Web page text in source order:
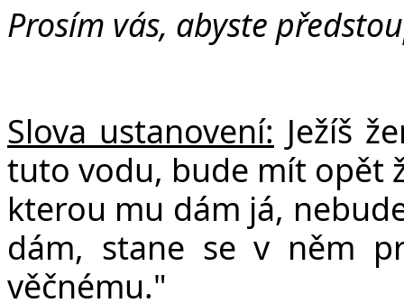
Prosím vás, abyste
Slova ustanovení: Ježíš
tuto vodu, bude mít opět
kterou mu dám já,
dám, stane se v něm
věčnému."